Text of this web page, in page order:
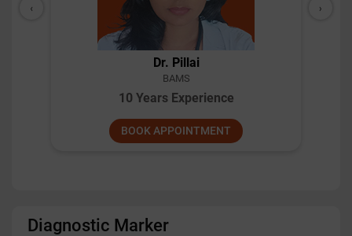
Dr. Shashi Kant Gupta
BAMS
10 Years Experience
BOOK APPOINTMENT
‹ ›
Diagnostic Marker